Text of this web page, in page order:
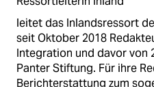
leitet das Inlandsressort
seit Oktober 2018
Integration und davor von
Panter Stiftung. Für ihre
Berichterstattung zum